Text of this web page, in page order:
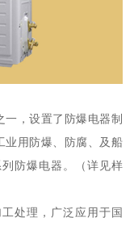
，设置了防爆电器制
业用防爆、防腐、及船
防爆电器。（详见样
处理，广泛应用于国